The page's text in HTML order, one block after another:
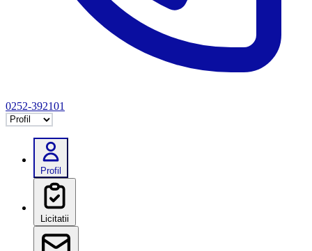
0252-392101
Selectează tab
Profil
Licitatii